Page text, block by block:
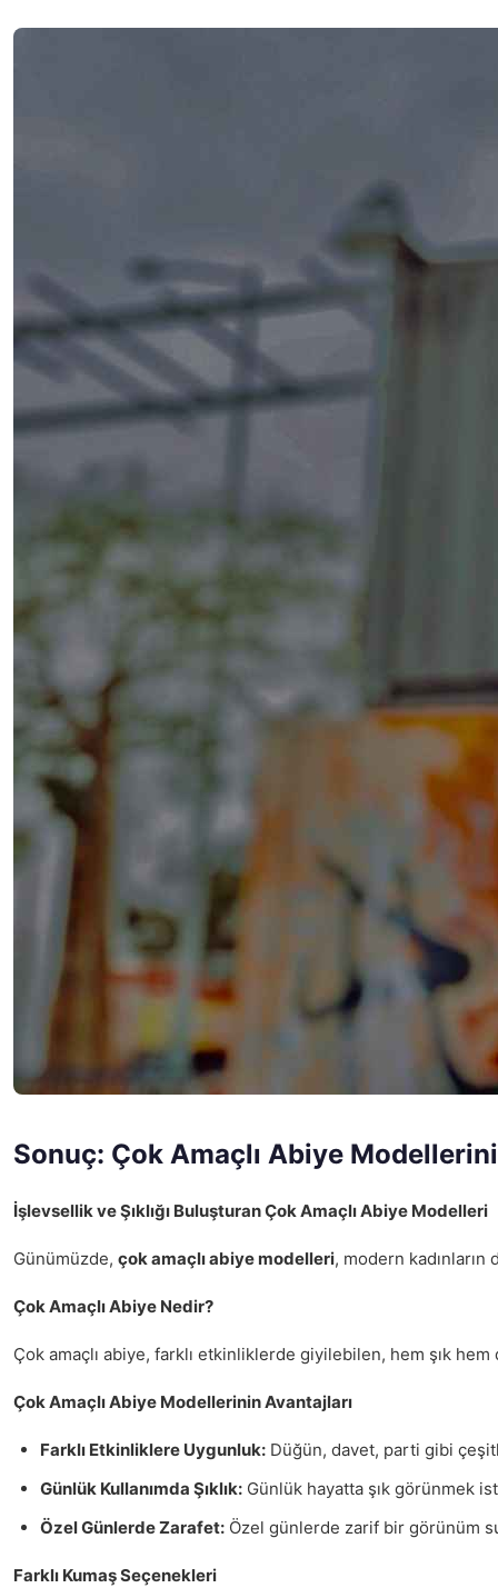
Sonuç: Çok Amaçlı Abiye
İşlevsellik ve Şıklığı Buluşturan Çok Amaçlı Abiye Modelleri
Günümüzde, çok amaçlı abiye modelleri, modern
Çok Amaçlı Abiye Nedir?
Çok amaçlı abiye, farklı etkinliklerde giyilebilen, hem şık
Çok Amaçlı Abiye Modellerinin Avantajları
Farklı Etkinliklere Uygunluk: Düğün, davet, parti gibi
Günlük Kullanımda Şıklık: Günlük hayatta şık görünmek
Özel Günlerde Zarafet: Özel günlerde zarif bir görünüm
Farklı Kumaş Seçenekleri